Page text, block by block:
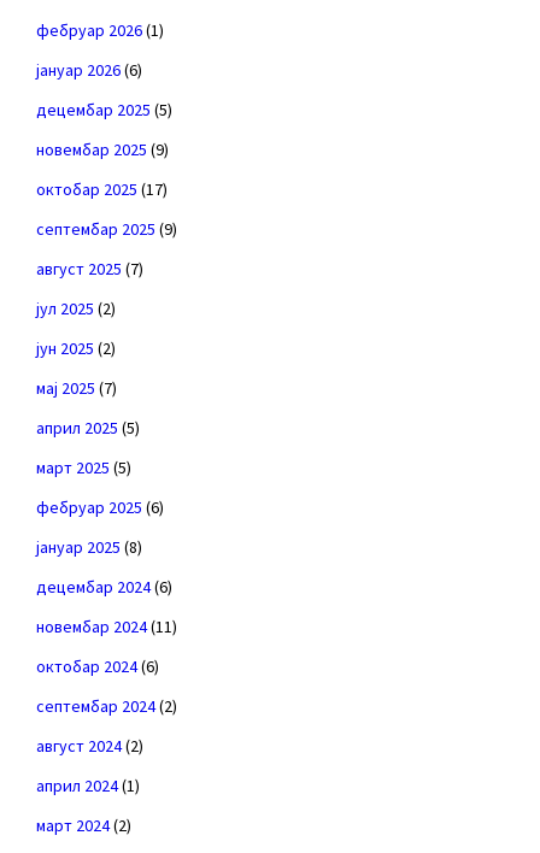
фебруар 2026(1)
јануар 2026(6)
децембар 2025 (5)
новембар 2025 (9)
октобар 2025 (17)
септембар 2025 (9)
август 2025 (7)
јул 2025 (2)
јун 2025 (2)
мај 2025 (7)
април 2025 (5)
март 2025 (5)
фебруар 2025 (6)
јануар 2025 (8)
децембар 2024(6)
новембар 2024(11)
октобар 2024(6)
септембар 2024(2)
август 2024(2)
април 2024(1)
март 2024(2)